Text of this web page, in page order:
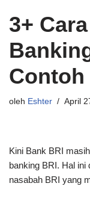
3+
Contoh
oleh Eshter April
Kini Bank BRI
banking BRI. Hal ini
nasabah BRI yang